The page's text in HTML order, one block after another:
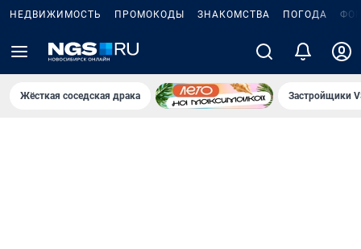
НЕДВИЖИМОСТЬ ПРОМОКОДЫ ЗНАКОМСТВА ПОГОДА
Жёсткая соседская драка Застройщики